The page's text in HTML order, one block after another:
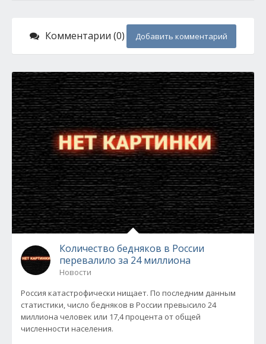
Комментарии (0) Добавить комментарий
Количество бедняков в России
перевалило за 24 миллиона
Новости
Россия катастрофически нищает. По последним данным
статистики, число бедняков в России превысило 24
миллиона человек или 17,4 процента от общей
численности населения.